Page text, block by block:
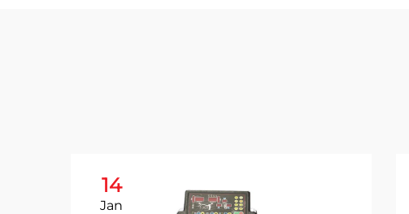
14
Jan